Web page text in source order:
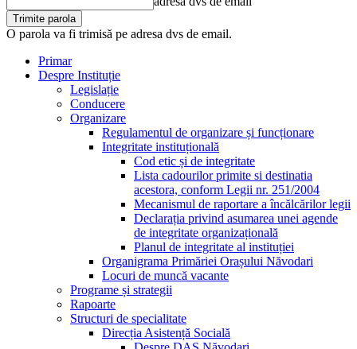
O parola va fi trimisă pe adresa dvs de email.
Primar
Despre Instituție
Legislație
Conducere
Organizare
Regulamentul de organizare și funcționare
Integritate instituțională
Cod etic și de integritate
Lista cadourilor primite si destinatia
acestora, conform Legii nr. 251/2004
Mecanismul de raportare a încălcărilor legii
Declarația privind asumarea unei agende
de integritate organizațională
Planul de integritate al instituției
Organigrama Primăriei Orașului Năvodari
Locuri de muncă vacante
Programe și strategii
Rapoarte
Structuri de specialitate
Direcția Asistență Socială